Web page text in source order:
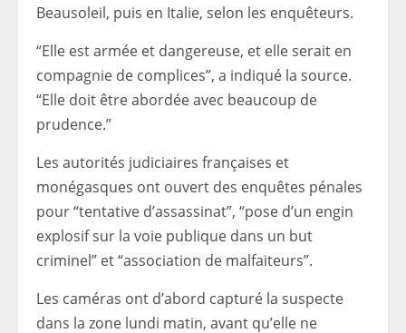
Beausoleil, puis en Italie, selon les enquêteurs.
“Elle est armée et dangereuse, et elle serait en
compagnie de complices”, a indiqué la source.
“Elle doit être abordée avec beaucoup de
prudence.”
Les autorités judiciaires françaises et
monégasques ont ouvert des enquêtes pénales
pour “tentative d’assassinat”, “pose d’un engin
explosif sur la voie publique dans un but
criminel” et “association de malfaiteurs”.
Les caméras ont d’abord capturé la suspecte
dans la zone lundi matin, avant qu’elle ne